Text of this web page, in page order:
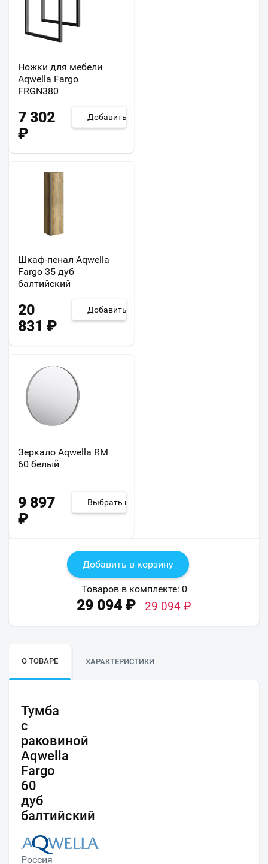
Ножки для мебели
Aqwella Fargo
FRGN380
7 302
₽
Добавить
Шкаф-пенал Aqwella
Fargo 35 дуб
балтийский
20
831 ₽
Добавить
Зеркало Aqwella RM
60 белый
9 897
₽
Выбрать из 2
Добавить в корзину
Товаров в комплекте: 0
29 094 ₽ 29 094₽
О ТОВАРЕ ХАРАКТЕРИСТИКИ
Тумба
с
раковиной
Aqwella
Fargo
60
дуб
балтийский
Россия